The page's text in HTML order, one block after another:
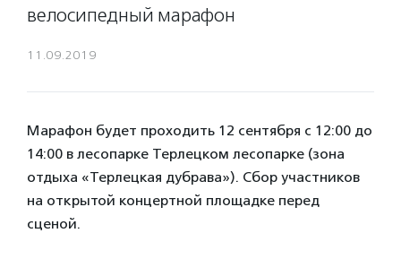
велосипедный марафон
11.09.2019
Марафон будет проходить 12 сентября с 12:00 до
14:00 в лесопарке Терлецком лесопарке (зона
отдыха «Терлецкая дубрава»). Сбор участников
на открытой концертной площадке перед
сценой.